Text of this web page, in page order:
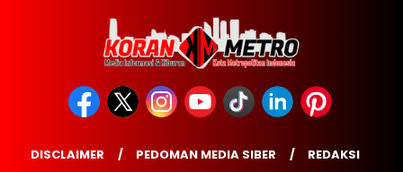
DISCLAIMER PEDOMAN MEDIA SIBER REDAKSI